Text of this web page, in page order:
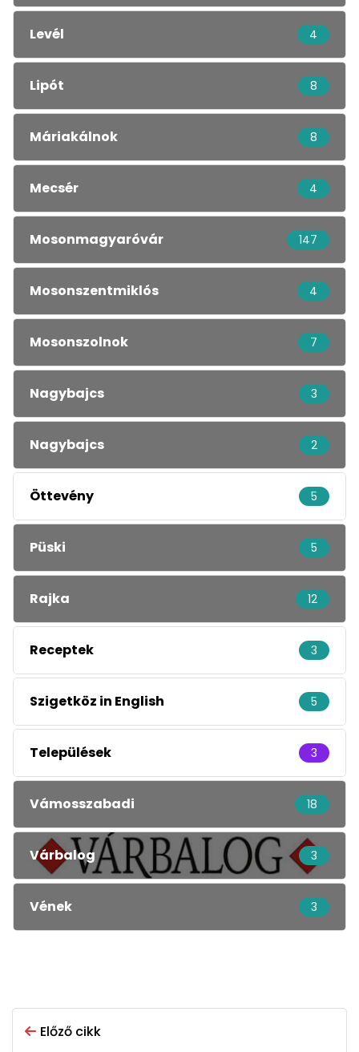
Levél 4
Lipót 8
Máriakálnok 8
Mecsér 4
Mosonmagyaróvár 147
Mosonszentmiklós 4
Mosonszolnok 7
Nagybajcs 3
Nagybajcs 2
Öttevény 5
Püski 5
Rajka 12
Receptek 3
Szigetköz in English 5
Települések 3
Vámosszabadi 18
Várbalog 3
Vének 3
Előző cikk